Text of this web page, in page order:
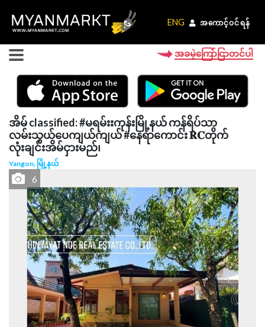
ENG အကောင့်ဝင်ရန်
ENG အကောင့်ဝင်ရန်
အခမဲ့ကြော်ငြာတင်ပါ
အိမ် classified: #မရမ်းးကုန်းမြို့နယ် ကန်ရိပ်သာ
လမ်းသွယ်ပေကျယ်ကျယ် #နေရာကောင်း 𝐑𝐂တိုက်
လုံးချင်းအိမ်ငှားမည်၊
Yangon, မြို့နယ်
6